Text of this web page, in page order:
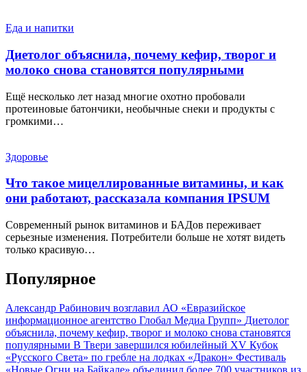
Еда и напитки
Диетолог объяснила, почему кефир, творог и
молоко снова становятся популярными
Ещё несколько лет назад многие охотно пробовали
протеиновые батончики, необычные снеки и продукты с
громкими…
Здоровье
Что такое мицеллированные витамины, и как
они работают, рассказала компания IPSUM
Современный рынок витаминов и БАДов переживает
серьезные изменения. Потребители больше не хотят видеть
только красивую…
Популярное
Александр Рабинович возглавил АО «Евразийское
информационное агентство Глобал Медиа Групп» Диетолог
объяснила, почему кефир, творог и молоко снова становятся
популярными В Твери завершился юбилейный XV Кубок
«Русского Света» по гребле на лодках «Дракон» Фестиваль
«Новые Огни на Байкале» объединил более 700 участников из